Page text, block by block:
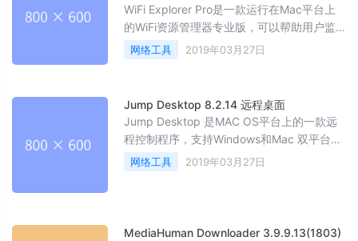
WiFi Explorer Pro是一款运行在Mac平台上
的WiFi资源管理器专业版，可以帮助用户监
控和排除无线网络故障，还具备信息元素解
码、注释和自定义颜色、频谱分析整合、增
网络工具 2019年03月27日
Jump Desktop 8.2.14 远程桌面
Jump Desktop 是MAC OS平台上的一款远
程控制程序，支持Windows和Mac 双平台，
通过邮件关联即可帮助设备自动找到桌面并
进行操作。
网络工具 2019年03月27日
MediaHuman Downloader 3.9.9.13(1803)